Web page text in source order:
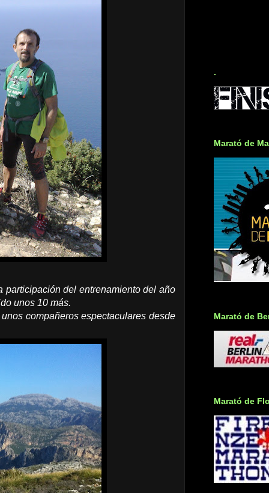
participación del entrenamiento del año
unos 10 más.
compañeros espectaculares desde
.
Marató de
Marató de
Marató de